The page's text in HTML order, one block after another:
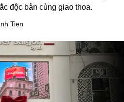
độc bản cùng giao thoa.
Tien